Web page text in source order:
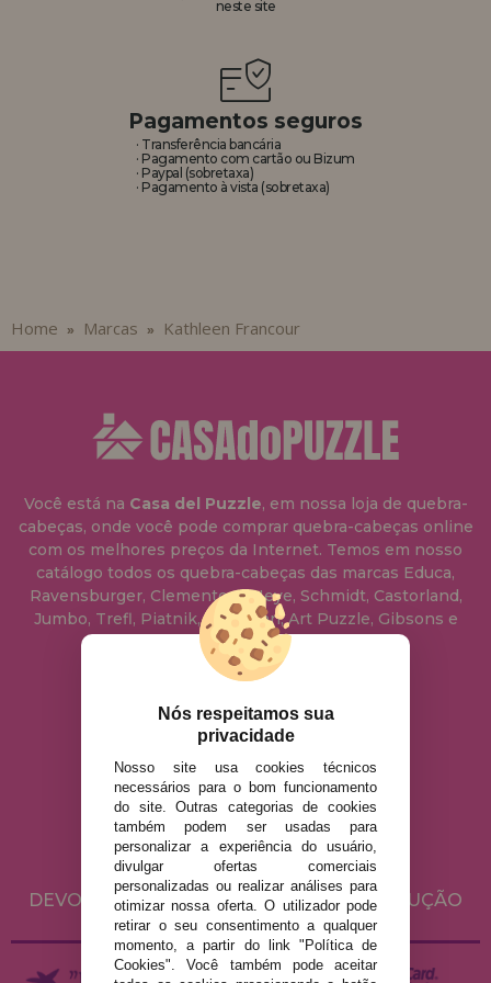
neste site
Pagamentos seguros
· Transferência bancária
· Pagamento com cartão ou Bizum
· Paypal (sobretaxa)
· Pagamento à vista (sobretaxa)
Home » Marcas » Kathleen Francour
Você está na Casa del Puzzle, em nossa loja de quebra-
cabeças, onde você pode comprar quebra-cabeças online
com os melhores preços da Internet. Temos em nosso
catálogo todos os quebra-cabeças das marcas Educa,
Ravensburger, Clementoni, Heye, Schmidt, Castorland,
Jumbo, Trefl, Piatnik, Anatolian, Art Puzzle, Gibsons e
muito mais.
info@casadopuzzle.pt
AVISO LEGAL
POLÍTICA DE PRIVACIDADE
POLÍTICA DE COOKIES
ENVIO E DEVOLUÇÕES
DEVOLUÇÕES / DIREITO DE LIVRE RESOLUÇÃO
Nós respeitamos sua
privacidade
Nosso site usa cookies técnicos
necessários para o bom funcionamento
do site. Outras categorias de cookies
também podem ser usadas para
personalizar a experiência do usuário,
divulgar ofertas comerciais
personalizadas ou realizar análises para
otimizar nossa oferta. O utilizador pode
retirar o seu consentimento a qualquer
momento, a partir do link "Política de
Cookies". Você também pode aceitar